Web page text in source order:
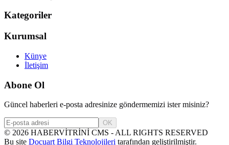
Kategoriler
Kurumsal
Künye
İletişim
Abone Ol
Güncel haberleri e-posta adresinize göndermemizi ister misiniz?
OK
© 2026 HABERVİTRİNİ CMS - ALL RIGHTS RESERVED
Bu site Docuart Bilgi Teknolojileri tarafından geliştirilmiştir.